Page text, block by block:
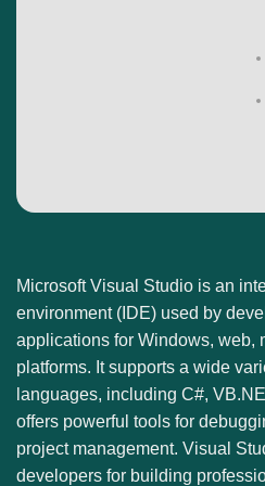
Microsoft Visual Studio is an
environment (IDE) used by
applications for Windows, web,
platforms. It supports a wide
languages, including C#,
offers powerful tools for
project management. Visual
developers for building